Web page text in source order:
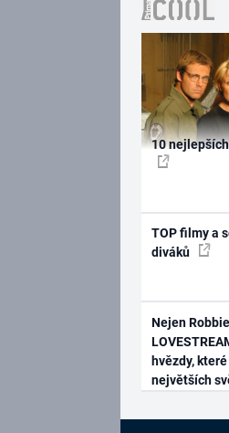
10
TOP filmy a
diváků
Nejen
hvězdy,
největších